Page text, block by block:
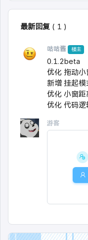
最新回复 ( 1 )
咕咕酱 楼主
0.1.2beta
优化 拖动
新增 挂起
优化 小窗
优化 代码逻
游客